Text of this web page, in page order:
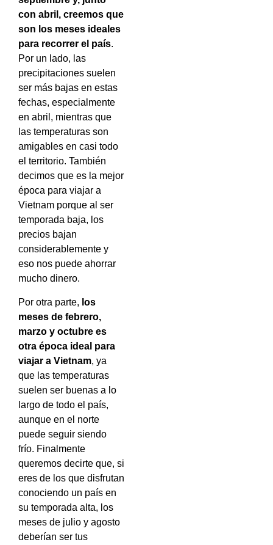
con abril, creemos que
son los meses ideales
para recorrer el país.
Por un lado, las
precipitaciones suelen
ser más bajas en estas
fechas, especialmente
en abril, mientras que
las temperaturas son
amigables en casi todo
el territorio. También
decimos que es la mejor
época para viajar a
Vietnam porque al ser
temporada baja, los
precios bajan
considerablemente y
eso nos puede ahorrar
mucho dinero.
Por otra parte, los
meses de febrero,
marzo y octubre es
otra época ideal para
viajar a Vietnam, ya
que las temperaturas
suelen ser buenas a lo
largo de todo el país,
aunque en el norte
puede seguir siendo
frío. Finalmente
queremos decirte que, si
eres de los que disfrutan
conociendo un país en
su temporada alta, los
meses de julio y agosto
deberían ser tus